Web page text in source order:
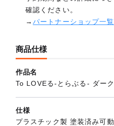
確認ください。
→パートナーショップ一覧
商品仕様
作品名
To LOVEる-とらぶる- ダー
仕様
プラスチック製 塗装済み可